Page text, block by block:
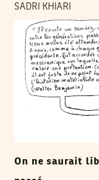
SADRI KHIARI
On ne saurait